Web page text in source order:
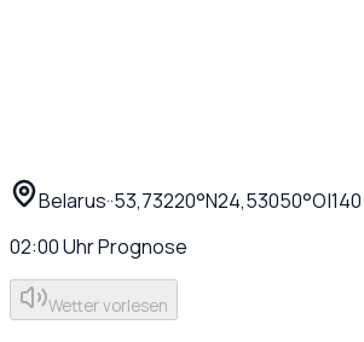
Belarus··53,73220°N24,53050°O|140
02:00UhrPrognose
Wetter vorlesen